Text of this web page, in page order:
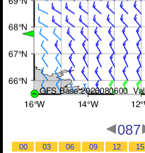
087
00 03 06 09 12 15